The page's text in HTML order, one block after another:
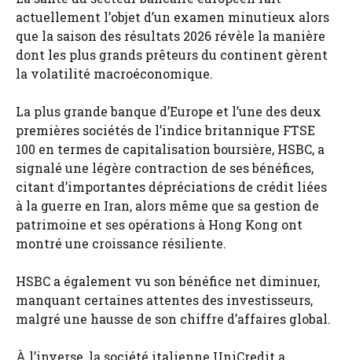
actuellement l’objet d’un examen minutieux alors
que la saison des résultats 2026 révèle la manière
dont les plus grands prêteurs du continent gèrent
la volatilité macroéconomique.
La plus grande banque d’Europe et l’une des deux
premières sociétés de l’indice britannique FTSE
100 en termes de capitalisation boursière, HSBC, a
signalé une légère contraction de ses bénéfices,
citant d’importantes dépréciations de crédit liées
à la guerre en Iran, alors même que sa gestion de
patrimoine et ses opérations à Hong Kong ont
montré une croissance résiliente.
HSBC a également vu son bénéfice net diminuer,
manquant certaines attentes des investisseurs,
malgré une hausse de son chiffre d’affaires global.
À l’inverse, la société italienne UniCredit a